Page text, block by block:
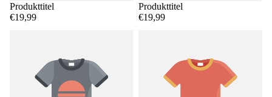
Produkttitel
€19,99
Produkttitel
€19,99